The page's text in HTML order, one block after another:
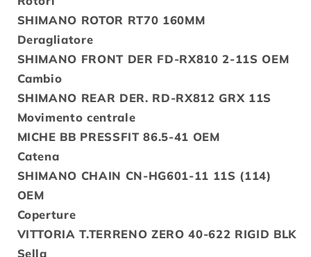
SHIMANO ROTOR RT70 160MM
Deragliatore
SHIMANO FRONT DER FD-RX810 2-11S OEM
Cambio
SHIMANO REAR DER. RD-RX812 GRX 11S
Movimento centrale
MICHE BB PRESSFIT 86.5-41 OEM
Catena
SHIMANO CHAIN CN-HG601-11 11S (114)
OEM
Coperture
VITTORIA T.TERRENO ZERO 40-622 RIGID BLK
Sella